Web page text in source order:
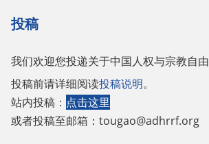
投稿
我们欢迎您投递关于中国人权与宗教自由
投稿前请详细阅读投稿说明。
站内投稿： 点击这里
或者投稿至邮箱： tougao@adhrrf.org